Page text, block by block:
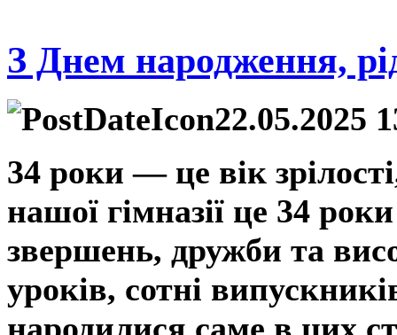
З Днем народження,
22.05.2025
34 роки — це вік
нашої гімназії це 34
звершень, дружби та
уроків, сотні
народилися саме в цих